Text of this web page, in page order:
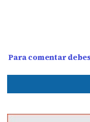
Para comentar